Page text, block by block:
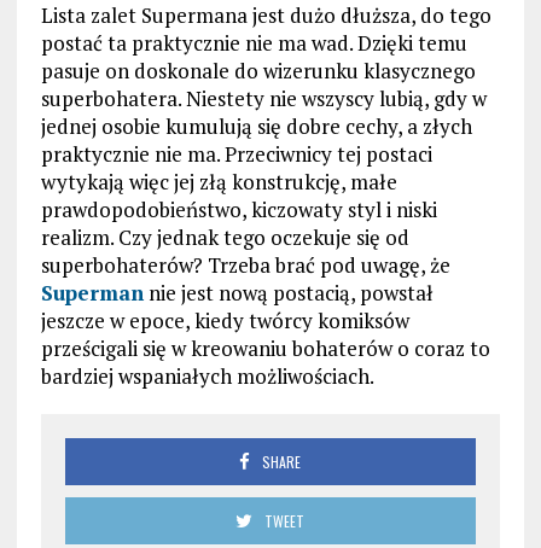
Lista zalet Supermana jest dużo dłuższa, do tego
postać ta praktycznie nie ma wad. Dzięki temu
pasuje on doskonale do wizerunku klasycznego
superbohatera. Niestety nie wszyscy lubią, gdy w
jednej osobie kumulują się dobre cechy, a złych
praktycznie nie ma. Przeciwnicy tej postaci
wytykają więc jej złą konstrukcję, małe
prawdopodobieństwo, kiczowaty styl i niski
realizm. Czy jednak tego oczekuje się od
superbohaterów? Trzeba brać pod uwagę, że
Supermannie jest nową postacią, powstał
jeszcze w epoce, kiedy twórcy komiksów
prześcigali się w kreowaniu bohaterów o coraz to
bardziej wspaniałych możliwościach.
SHARE
TWEET